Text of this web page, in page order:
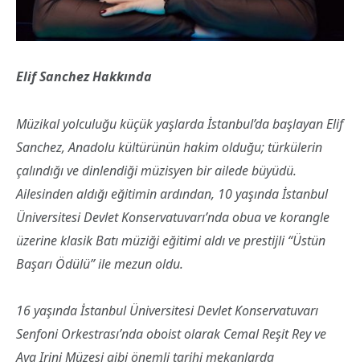
Elif Sanchez Hakkında
Müzikal yolculuğu küçük yaşlarda İstanbul’da başlayan Elif
Sanchez, Anadolu kültürünün hakim olduğu; türkülerin
çalındığı ve dinlendiği müzisyen bir ailede büyüdü.
Ailesinden aldığı eğitimin ardından, 10 yaşında İstanbul
Üniversitesi Devlet Konservatuvarı’nda obua ve korangle
üzerine klasik Batı müziği eğitimi aldı ve prestijli “Üstün
Başarı Ödülü” ile mezun oldu.
16 yaşında İstanbul Üniversitesi Devlet Konservatuvarı
Senfoni Orkestrası’nda oboist olarak Cemal Reşit Rey ve
Aya Irini Müzesi gibi önemli tarihi mekanlarda